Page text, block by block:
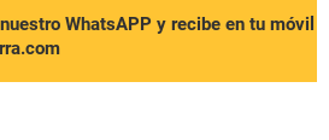
WhatsAPP y recibe en tu móvil